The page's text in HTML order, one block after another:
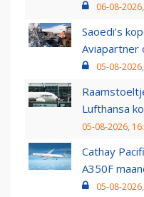
06-08-
Saoedi’s
Aviapartner
05-08-
Lufthansa
05-08-2026,
Cathay
A350F
05-08-